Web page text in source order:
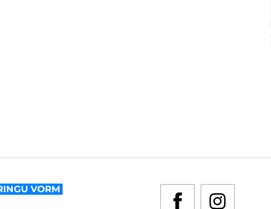
VORM